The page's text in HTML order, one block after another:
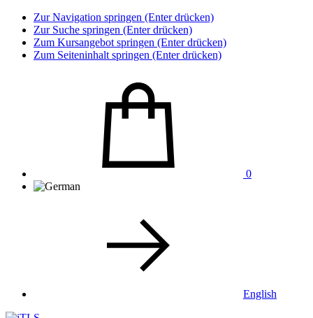
Zur Navigation springen (Enter drücken)
Zur Suche springen (Enter drücken)
Zum Kursangebot springen (Enter drücken)
Zum Seiteninhalt springen (Enter drücken)
0
English